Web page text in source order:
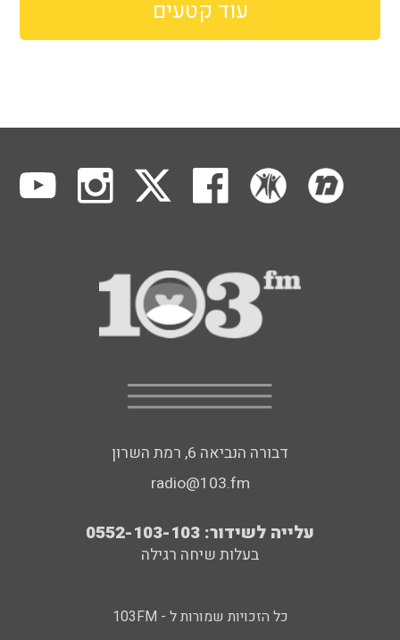
עוד קטעים
דבורה הנביאה 6, רמת השרון
radio@103.fm
עלייה לשידור: 0552-103-103
בעלות שיחה רגילה
כל הזכויות שמורות ל - 103FM